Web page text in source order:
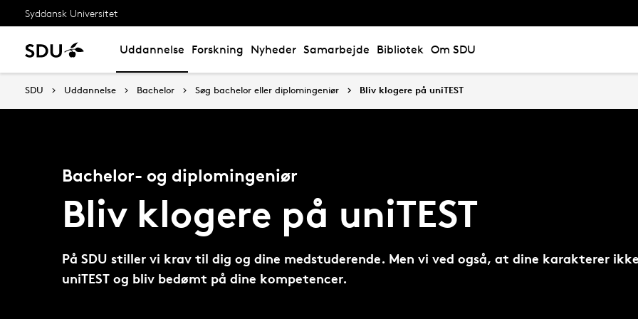
Syddansk Universitet
Uddannelse Forskning Nyheder Samarbejde Bibliotek Om SDU
SDU Uddannelse Bachelor Søg bachelor eller diplomingeniør Bliv klogere på uniTEST
Bachelor- og diplomingeniør
Bliv klogere på uniTEST
På SDU stiller vi krav til dig og dine medstuderende. Men vi ved også, at dine karakterer
uniTEST og bliv bedømt på dine kompetencer.